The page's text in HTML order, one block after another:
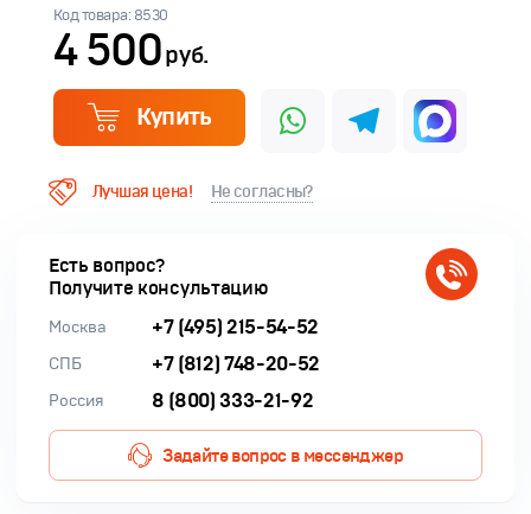
Код товара: 8530
4 500руб.
Купить
Лучшая цена! Не согласны?
Есть вопрос?
Получите консультацию
Москва +7 (495) 215-54-52
СПБ +7 (812) 748-20-52
Россия 8 (800) 333-21-92
Задайте вопрос в мессенджер